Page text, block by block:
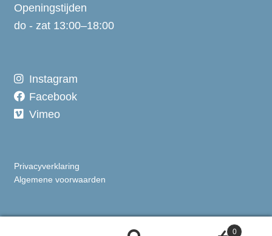
Openingstijden
do - zat 13:00–18:00
Instagram
Facebook
Vimeo
Privacyverklaring
Algemene voorwaarden
0